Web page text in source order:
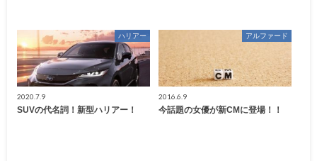
ハリアー
2020.7.9
SUVの代名詞！新型ハリアー！
アルファード
2016.6.9
今話題の女優が新CMに登場！！